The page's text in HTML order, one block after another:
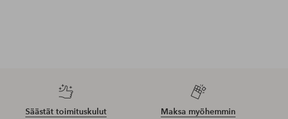
Säästät toimituskulut Maksa myöhemmin